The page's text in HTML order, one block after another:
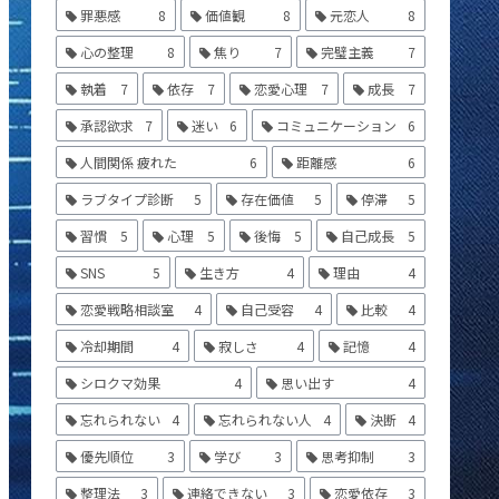
罪悪感 8 価値観 8 元恋人
8
心の整理
8 焦り 7 完璧主義
7
執着
7 依存 7 恋愛心理 7 成長
7
承認欲求
7 迷い 6 コミュニケーション
6
人間関係 疲れた
6 距離感
6
ラブタイプ診断
5 存在価値 5 停滞
5
習慣
5 心理 5 後悔 5 自己成長
5
SNS
5 生き方 4 理由
4
恋愛戦略相談室
4 自己受容 4 比較
4
冷却期間
4 寂しさ 4 記憶
4
シロクマ効果
4 思い出す
4
忘れられない
4 忘れられない人 4 決断
4
優先順位
3 学び 3 思考抑制
3
整理法
3 連絡できない 3 恋愛依存 3